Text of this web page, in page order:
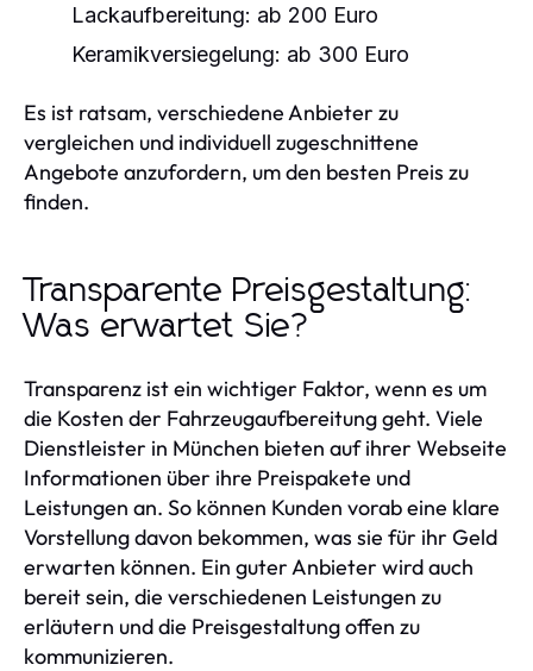
Lackaufbereitung: ab 200 Euro
Keramikversiegelung: ab 300 Euro
Es ist ratsam, verschiedene Anbieter zu
vergleichen und individuell zugeschnittene
Angebote anzufordern, um den besten Preis zu
finden.
Transparente Preisgestaltung:
Was erwartet Sie?
Transparenz ist ein wichtiger Faktor, wenn es um
die Kosten der Fahrzeugaufbereitung geht. Viele
Dienstleister in München bieten auf ihrer Webseite
Informationen über ihre Preispakete und
Leistungen an. So können Kunden vorab eine klare
Vorstellung davon bekommen, was sie für ihr Geld
erwarten können. Ein guter Anbieter wird auch
bereit sein, die verschiedenen Leistungen zu
erläutern und die Preisgestaltung offen zu
kommunizieren.